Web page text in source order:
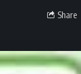
Share